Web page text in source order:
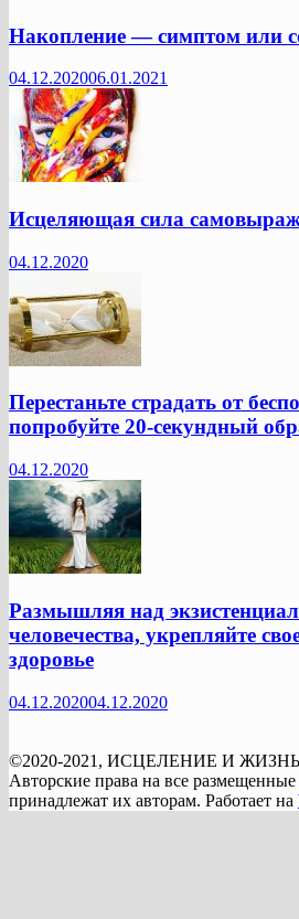
Накопление — симптом или
04.12.202006.01.2021
Исцеляющая сила
04.12.2020
Перестаньте страдать от
попробуйте 20-секундный
04.12.2020
Размышляя над
человечества, укрепляйте
здоровье
04.12.202004.12.2020
©2020-2021, ИСЦЕЛЕНИЕ И
Авторские права на все
принадлежат их авторам. Работает на